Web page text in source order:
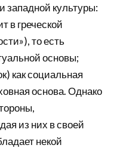
западной культуры:
в греческой
то есть
основы;
как социальная
основа. Однако
из них в своей
некой